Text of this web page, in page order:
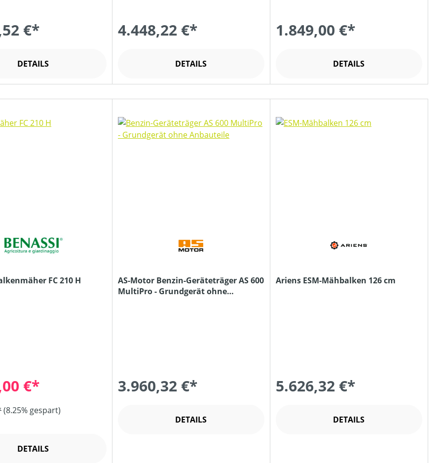
€*
DETAILS
4.448,22 €*
DETAILS
1.849,00 €*
DETAILS
FC 210 H
€*
(8.25% gespart)
DETAILS
AS-Motor Benzin-Geräteträger AS 600
MultiPro - Grundgerät ohne
3.960,32 €*
DETAILS
Ariens ESM-Mähbalken 126 cm
5.626,32 €*
DETAILS